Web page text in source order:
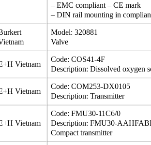
– EMC compliant – CE mark
– DIN rail mounting in
Model: 320881
Valve
Vietnam
Code: COS41-4F
Description: Dissolved oxygen
Vietnam
Code: COM253-DX0105
Description: Transmitter
Vietnam
Code: FMU30-11C6/0
Description: FMU30-
Compact transmitter